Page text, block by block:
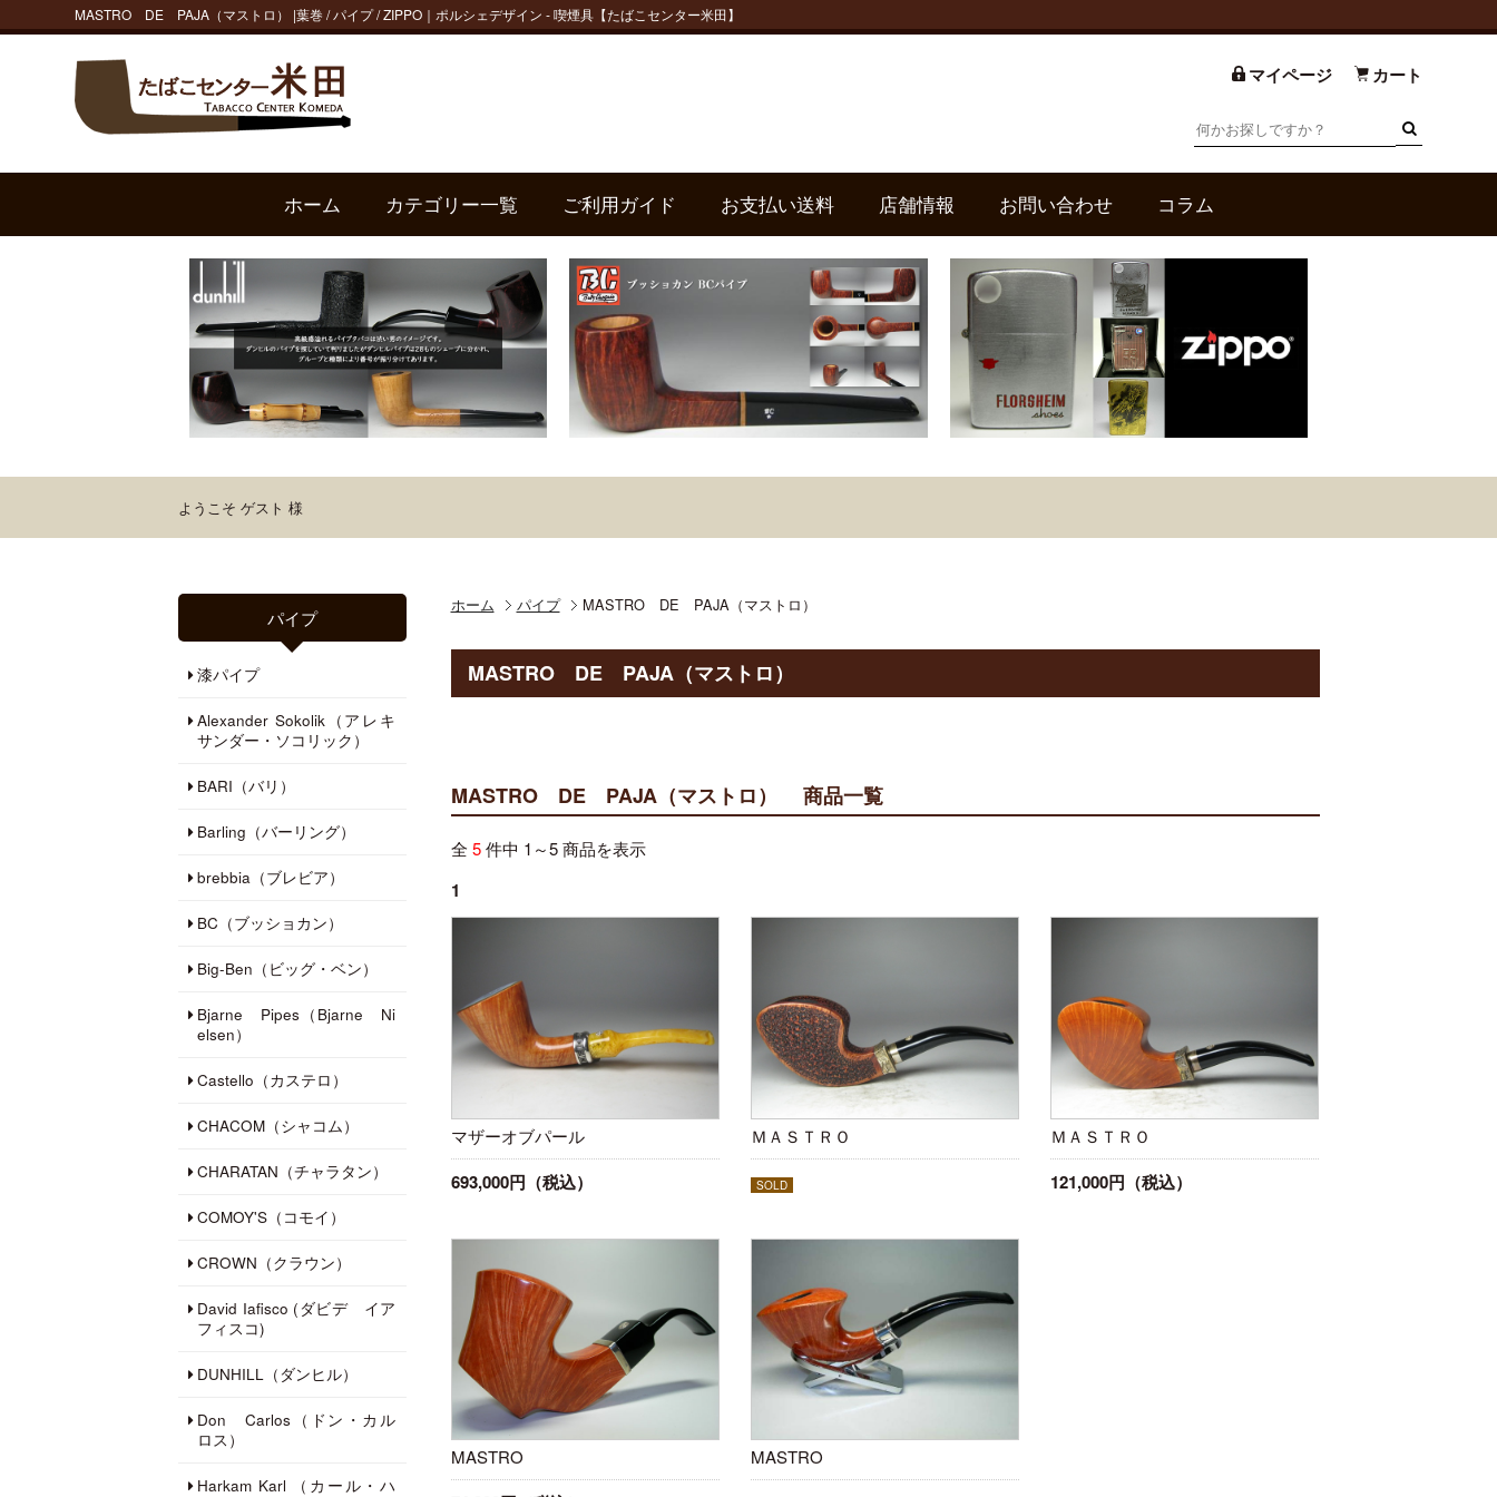
MASTRO DE PAJA（マストロ） |葉巻 / パイプ / ZIPPO｜ポルシェデザイン - 喫煙具【たばこセンター米田】
マイページ カート
ホーム カテゴリー一覧 ご利用ガイド お支払い送料 店舗情報 お問い合わせ コラム
ようこそ ゲスト 様
ホーム パイプ MASTRO DE PAJA（マストロ）
MASTRO DE PAJA（マストロ）
MASTRO DE PAJA（マストロ） 商品一覧
全 5件中 1～5 商品を表示
1
マザーオブパール
693,000円（税込）
ＭＡＳＴＲＯ
SOLD
ＭＡＳＴＲＯ
121,000円（税込）
MASTRO MASTRO
パイプ
漆パイプ
Alexander Sokolik（アレキ
サンダー・ソコリック）
BARI（バリ）
Barling（バーリング）
brebbia（ブレビア）
BC（ブッショカン）
Big-Ben（ビッグ・ベン）
Bjarne Pipes（Bjarne Ni
elsen）
Castello（カステロ）
CHACOM（シャコム）
CHARATAN（チャラタン）
COMOY'S（コモイ）
CROWN（クラウン）
David Iafisco (ダビデ イア
フィスコ)
DUNHILL（ダンヒル）
Don Carlos（ドン・カル
ロス）
Harkam Karl （カール・ハ